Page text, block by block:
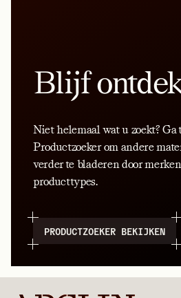
Blijf
Niet helemaal wat u zoekt? Ga
Productzoeker om andere
verder te bladeren door
producttypes.
PRODUCTZOEKER BEKIJKEN